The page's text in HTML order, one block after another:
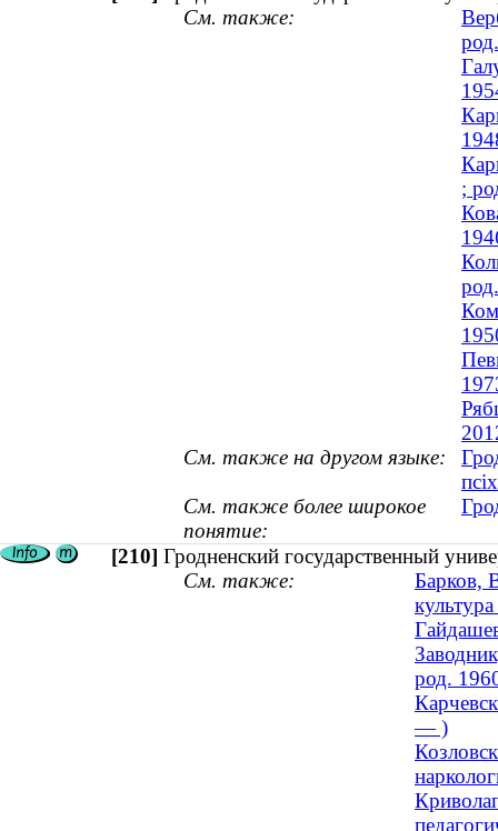
См. также:
;
См. также на другом языке:
См. также более широкое
понятие:
[210] Гродненский государственный
См. также:
Барков,
род.
— )